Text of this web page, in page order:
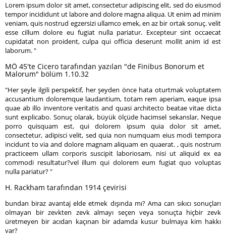
Lorem ipsum dolor sit amet, consectetur adipiscing elit, sed do eiusmod
tempor incididunt ut labore and dolore magna aliqua. Ut enim ad minim
veniam, quis nostrud egzersizi ullamco emek, en az bir ortak sonuç. velit
esse cillum dolore eu fugiat nulla pariatur. Excepteur sint occaecat
cupidatat non proident, culpa qui officia deserunt mollit anim id est
laborum. "
MÖ 45'te Cicero tarafından yazılan "de Finibus Bonorum et
Malorum" bölüm 1.10.32
"Her şeyle ilgili perspektif, her şeyden önce hata oturtmak voluptatem
accusantium doloremque laudantium, totam rem aperiam, eaque ipsa
quae ab illo inventore veritatis and quasi architecto beatae vitae dicta
sunt explicabo. Sonuç olarak, büyük ölçüde hacimsel sekanslar, Neque
porro quisquam est, qui dolorem ipsum quia dolor sit amet,
consectetur, adipisci velit, sed quia non numquam eius modi tempora
incidunt to via and dolore magnam aliquam en quaerat. , quis nostrum
practiceem ullam corporis suscipit laboriosam, nisi ut aliquid ex ea
commodi resultatur?vel illum qui dolorem eum fugiat quo voluptas
nulla pariatur? "
H. Rackham tarafından 1914 çevirisi
bundan biraz avantaj elde etmek dışında mı? Ama can sıkıcı sonuçları
olmayan bir zevkten zevk almayı seçen veya sonuçta hiçbir zevk
üretmeyen bir acıdan kaçınan bir adamda kusur bulmaya kim hakkı
var?